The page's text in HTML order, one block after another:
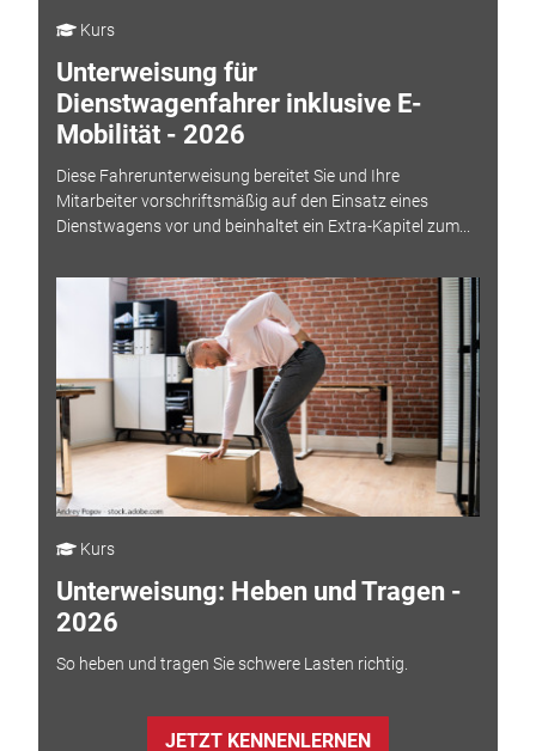
Kurs
Unterweisung für
Dienstwagenfahrer inklusive E-
Mobilität - 2026
Diese Fahrerunterweisung bereitet Sie und Ihre
Mitarbeiter vorschriftsmäßig auf den Einsatz eines
Dienstwagens vor und beinhaltet ein Extra-Kapitel zum...
Kurs
Unterweisung: Heben und Tragen -
2026
So heben und tragen Sie schwere Lasten richtig.
JETZT KENNENLERNEN